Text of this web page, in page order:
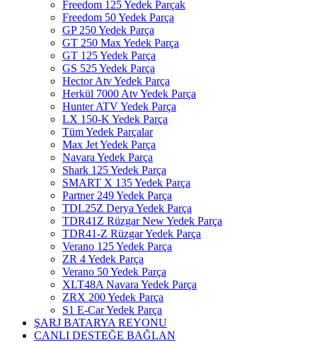
Freedom 125 Yedek Parçak
Freedom 50 Yedek Parça
GP 250 Yedek Parça
GT 250 Max Yedek Parça
GT 125 Yedek Parça
GS 525 Yedek Parça
Hector Atv Yedek Parça
Herkül 7000 Atv Yedek Parça
Hunter ATV Yedek Parça
LX 150-K Yedek Parça
Tüm Yedek Parçalar
Max Jet Yedek Parça
Navara Yedek Parça
Shark 125 Yedek Parça
SMART X 135 Yedek Parça
Partner 249 Yedek Parça
TDL25Z Derya Yedek Parça
TDR41Z Rüzgar New Yedek Parça
TDR41-Z Rüzgar Yedek Parça
Verano 125 Yedek Parça
ZR 4 Yedek Parça
Verano 50 Yedek Parça
XLT48A Navara Yedek Parça
ZRX 200 Yedek Parça
S1 E-Car Yedek Parça
ŞARJ BATARYA REYONU
CANLI DESTEĞE BAĞLAN